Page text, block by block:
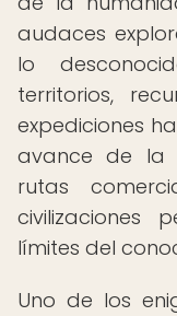
audaces
lo
territorios,
expediciones
avance de la
rutas
civilizaciones
límites del
Uno de los